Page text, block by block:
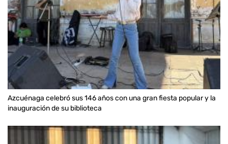
Azcuénaga celebró sus 146 años con una gran fiesta popular y la
inauguración de su biblioteca